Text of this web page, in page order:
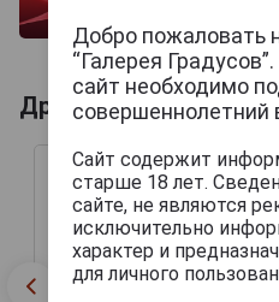
Другие продукты
Добро пожаловать
“Галерея
сайт необходимо
совершеннолетний
Сайт содержит
старше 18 лет.
сайте, не являются
исключительно
характер и
для личного